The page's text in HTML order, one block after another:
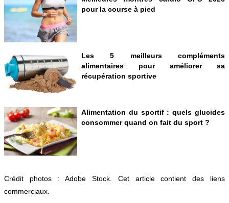
pour la course à pied
Les 5 meilleurs compléments
alimentaires pour améliorer sa
récupération sportive
Alimentation du sportif : quels glucides
consommer quand on fait du sport ?
Crédit photos : Adobe Stock. Cet article contient des liens
commerciaux.